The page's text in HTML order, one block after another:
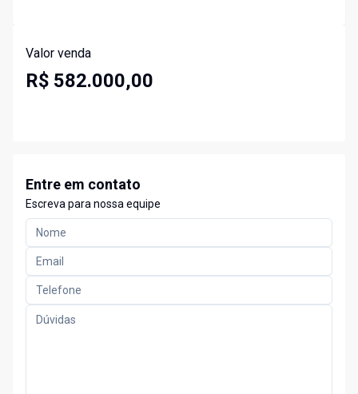
Valor venda
R$ 582.000,00
Entre em contato
Escreva para nossa equipe